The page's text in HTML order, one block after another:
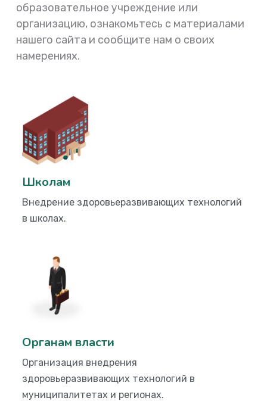
образовательное учреждение или
организацию, ознакомьтесь с материалами
нашего сайта и сообщите нам о своих
намерениях.
Школам
Внедрение здоровьеразвивающих технологий
в школах.
Органам власти
Организация внедрения
здоровьеразвивающих технологий в
муниципалитетах и регионах.